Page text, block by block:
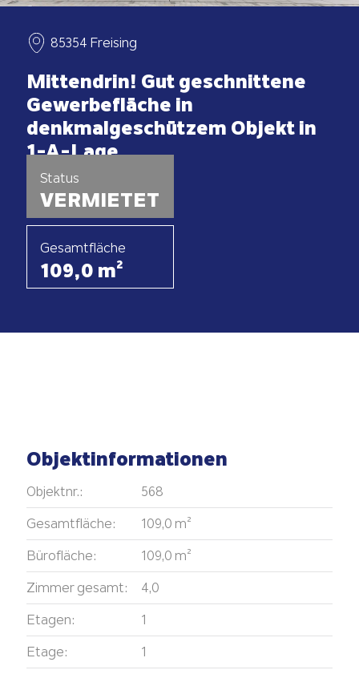
85354 Freising
Mittendrin! Gut geschnittene
Gewerbefläche in
denkmalgeschützem Objekt in
1-A-Lage
Status
VERMIETET
Gesamtfläche
109,0 m²
Objektinformationen
Objektnr.:
568
Gesamtfläche:
109,0 m²
Bürofläche:
109,0 m²
Zimmer gesamt:
4,0
Etagen:
1
Etage:
1